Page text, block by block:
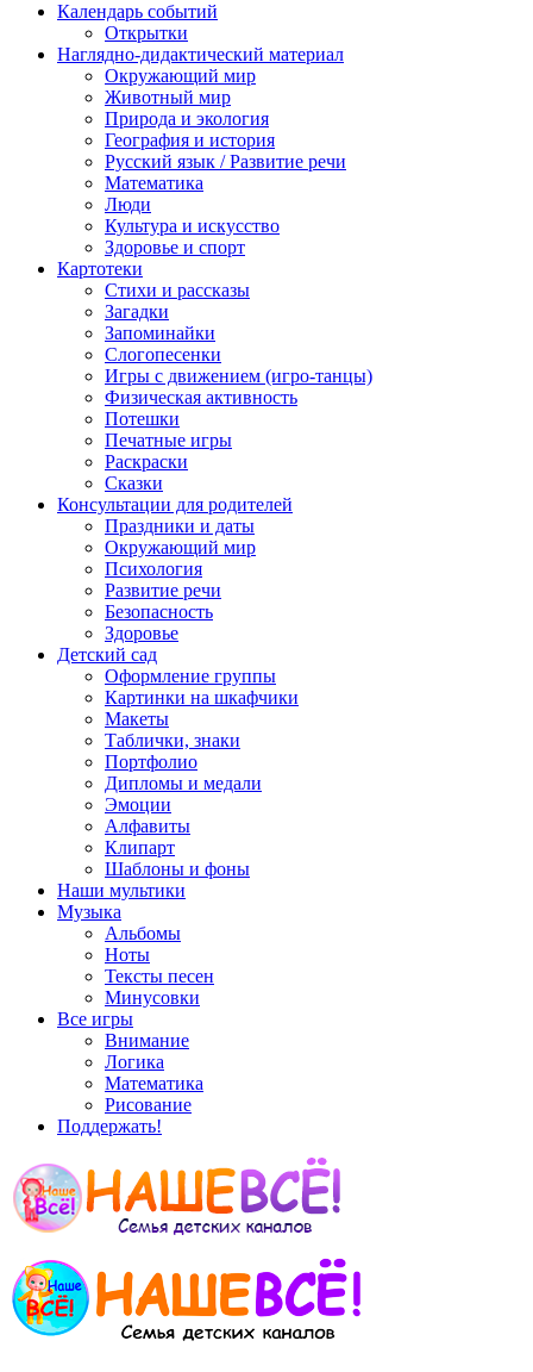
Календарь событий
Открытки
Наглядно-дидактический материал
Окружающий мир
Животный мир
Природа и экология
География и история
Русский язык / Развитие речи
Математика
Люди
Культура и искусство
Здоровье и спорт
Картотеки
Стихи и рассказы
Загадки
Запоминайки
Слогопесенки
Игры с движением (игро-танцы)
Физическая активность
Потешки
Печатные игры
Раскраски
Сказки
Консультации для родителей
Праздники и даты
Окружающий мир
Психология
Развитие речи
Безопасность
Здоровье
Детский сад
Оформление группы
Картинки на шкафчики
Макеты
Таблички, знаки
Портфолио
Дипломы и медали
Эмоции
Алфавиты
Клипарт
Шаблоны и фоны
Наши мультики
Музыка
Альбомы
Ноты
Тексты песен
Минусовки
Все игры
Внимание
Логика
Математика
Рисование
Поддержать!